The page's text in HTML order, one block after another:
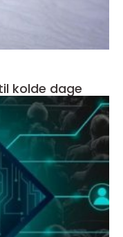
kolde dage